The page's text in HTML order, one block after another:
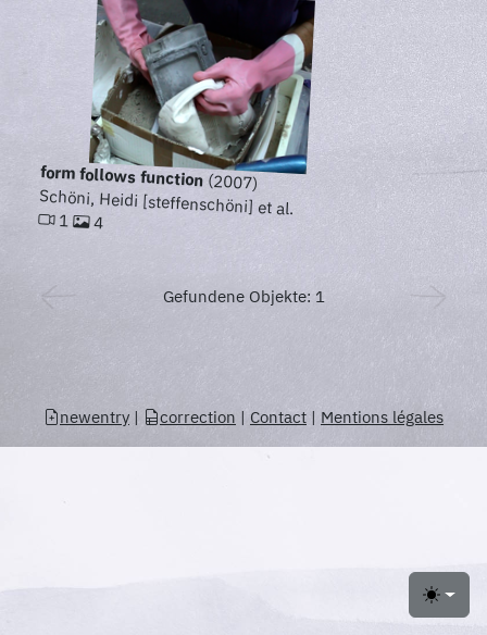
Toggle
form follows function(2007)
Schöni, Heidi [steffenschöni] et al.
1 4
Gefundene Objekte: 1
newentry | correction | Contact | Mentions légales